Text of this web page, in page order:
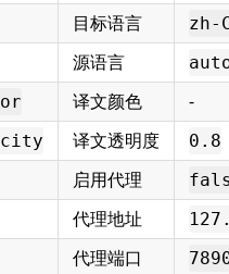
目标语言
zh-
源语言
译文颜色 -
译文透明度
0.8
启用代理
代理地址
代理端口